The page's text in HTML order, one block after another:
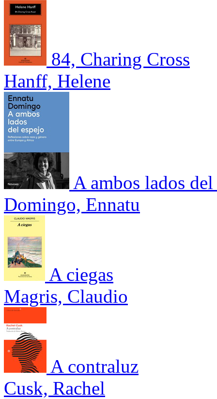
84, Charing Cross
Hanff, Helene
A ambos lados
Domingo, Ennatu
A ciegas
Magris, Claudio
A contraluz
Cusk, Rachel